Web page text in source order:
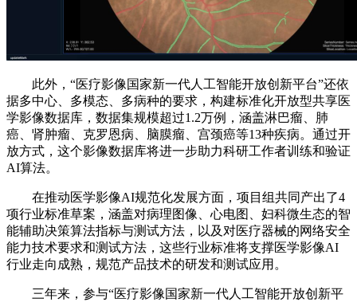
此外，“医疗影像国家新一代人工智能开放创新平台”还依
据多中心、多模态、多病种的要求，构建标准化开放型共享医
学影像数据库，数据集规模超过1.2万例，涵盖淋巴瘤、肺
癌、肾肿瘤、克罗恩病、脑膜瘤、宫颈癌等13种疾病。通过开
放方式，这个影像数据库将进一步助力科研工作者训练和验证
AI算法。
在推动医学影像AI规范化发展方面，项目组共同产出了4
项行业标准草案，涵盖对病理图像、心电图、妇科微生态的智
能辅助决策算法指标与测试方法，以及对医疗器械的网络安全
能力技术要求和测试方法，这些行业标准将支撑医学影像AI
行业走向成熟，规范产品技术的研发和测试应用。
三年来，参与“医疗影像国家新一代人工智能开放创新平